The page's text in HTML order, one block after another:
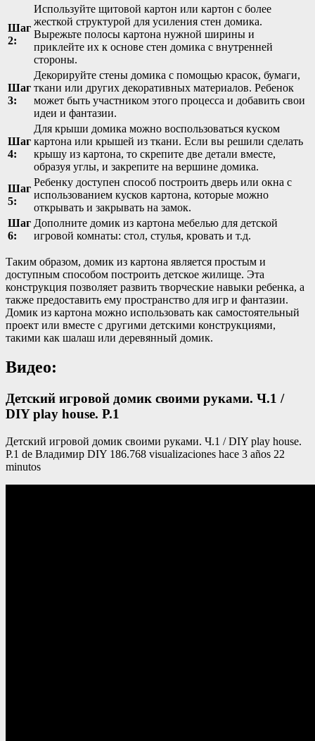
Шаг
2:
Используйте щитовой картон или картон с более
жесткой структурой для усиления стен домика.
Вырежьте полосы картона нужной ширины и
приклейте их к основе стен домика с внутренней
стороны.
Шаг
3:
Декорируйте стены домика с помощью красок, бумаги,
ткани или других декоративных материалов. Ребенок
может быть участником этого процесса и добавить свои
идеи и фантазии.
Шаг
4:
Для крыши домика можно воспользоваться куском
картона или крышей из ткани. Если вы решили сделать
крышу из картона, то скрепите две детали вместе,
образуя углы, и закрепите на вершине домика.
Шаг
5:
Ребенку доступен способ построить дверь или окна с
использованием кусков картона, которые можно
открывать и закрывать на замок.
Шаг
6:
Дополните домик из картона мебелью для детской
игровой комнаты: стол, стулья, кровать и т.д.
Таким образом, домик из картона является простым и
доступным способом построить детское жилище. Эта
конструкция позволяет развить творческие навыки ребенка, а
также предоставить ему пространство для игр и фантазии.
Домик из картона можно использовать как самостоятельный
проект или вместе с другими детскими конструкциями,
такими как шалаш или деревянный домик.
Видео:
Детский игровой домик своими руками. Ч.1 /
DIY play house. P.1
Детский игровой домик своими руками. Ч.1 / DIY play house.
P.1 de Владимир DIY 186.768 visualizaciones hace 3 años 22
minutos